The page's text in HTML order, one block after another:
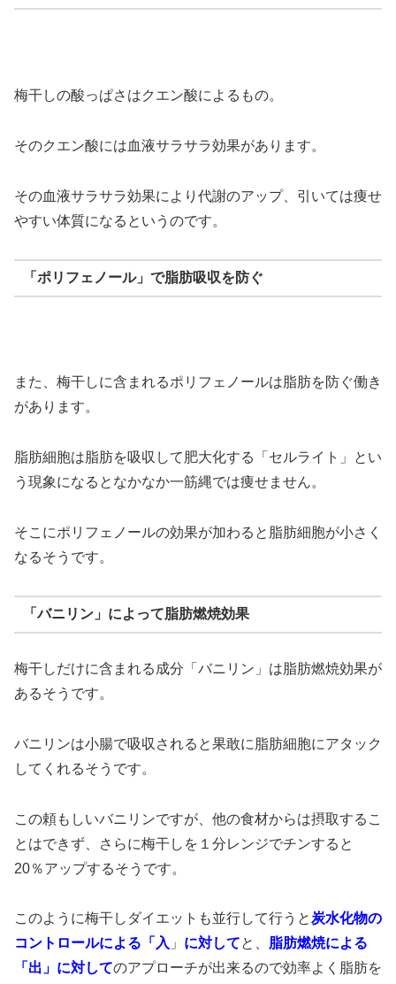
梅干しの酸っぱさはクエン酸によるもの。
そのクエン酸には血液サラサラ効果があります。
その血液サラサラ効果により代謝のアップ、引いては痩せ
やすい体質になるというのです。
「ポリフェノール」で脂肪吸収を防ぐ
また、梅干しに含まれるポリフェノールは脂肪を防ぐ働き
があります。
脂肪細胞は脂肪を吸収して肥大化する「セルライト」とい
う現象になるとなかなか一筋縄では痩せません。
そこにポリフェノールの効果が加わると脂肪細胞が小さく
なるそうです。
「バニリン」によって脂肪燃焼効果
梅干しだけに含まれる成分「バニリン」は脂肪燃焼効果が
あるそうです。
バニリンは小腸で吸収されると果敢に脂肪細胞にアタック
してくれるそうです。
この頼もしいバニリンですが、他の食材からは摂取するこ
とはできず、さらに梅干しを１分レンジでチンすると
20％アップするそうです。
このように梅干しダイエットも並行して行うと炭水化物の
コントロールによる「入 」 に対してと、 脂肪燃焼による
「出」に対してのアプローチが出来るので効率よく脂肪を